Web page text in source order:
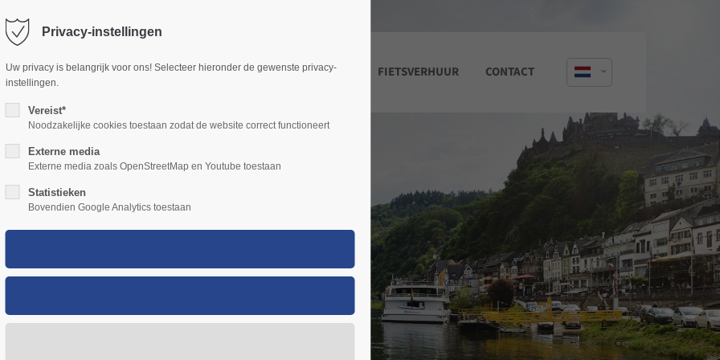
dolor sit amet:
/ 365days
support for our customers
8:00am - 5:00pm
San Francisco, CA 94102
Have any questions?
Aenean commodo ligula eget dolor.
Aenean massa. Cum sociis natoque
penatibus et magnis dis parturient
montes, nascetur ridiculus mus. Donec
quam felis, ultricies nec.
OVER ONS RONDVAARTEN EVENEMENTENVAARTEN FIETSVERHUUR CONTACT
Privacy-instellingen
Uw privacy is belangrijk voor ons! Selecteer hieronder de gewenste privacy-
instellingen.
Vereist*
Noodzakelijke cookies toestaan zodat de website correct functioneert
Externe media
Externe media zoals OpenStreetMap en Youtube toestaan
Statistieken
Bovendien Google Analytics toestaan